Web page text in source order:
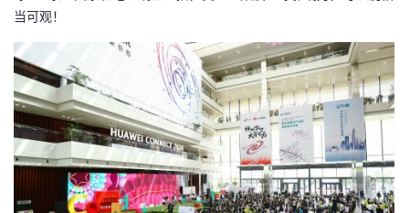
发
者
学
堂
Programs
的
支
持
当可观！